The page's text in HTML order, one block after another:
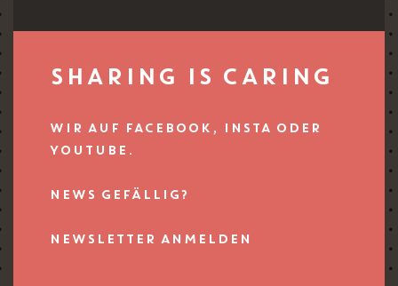
SHARING IS CARING
WIR AUF FACEBOOK, INSTA ODER
YOUTUBE.
NEWS GEFÄLLIG?
NEWSLETTER ANMELDEN